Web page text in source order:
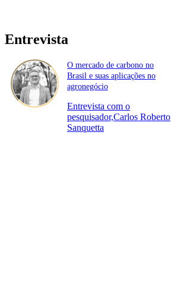
Entrevista
O mercado de carbono no
Brasil e suas aplicações no
agronegócio
Entrevista com o
pesquisador,Carlos Roberto
Sanquetta